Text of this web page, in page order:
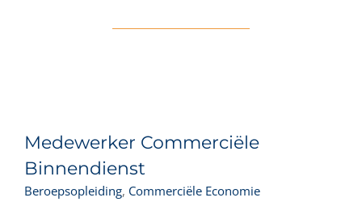
Medewerker Commerciële
Binnendienst
Beroepsopleiding, Commerciële Economie